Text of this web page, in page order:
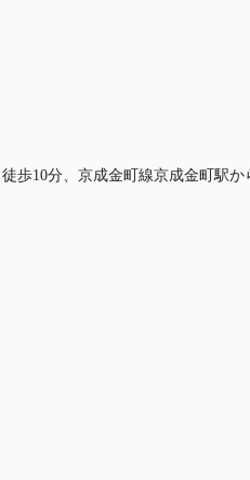
10分、京成金町線京成金町駅か